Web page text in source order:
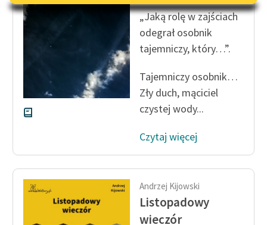
uczennic i uczniów z
niepełnosprawnościami
E-kolekcja lektur
szkolnych i literatury do
słuchania dla uczennic i
niepełnosprawnościami
skandynawskiej literatury
feministycznej
Ręce pełne poezji
Kolekcje edukacyjne
„Jaką rolę w zajściach
odegrał osobnik
tajemniczy, który…”.
Tajemniczy osobnik…
Zły duch, mąciciel
czystej wody...
Czytaj więcej
Andrzej Kijowski
Listopadowy
wieczór